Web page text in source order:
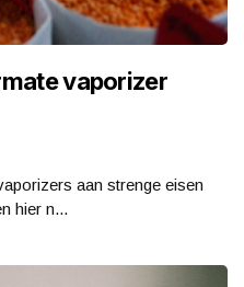
vaporizer
aan strenge eisen
hier n...